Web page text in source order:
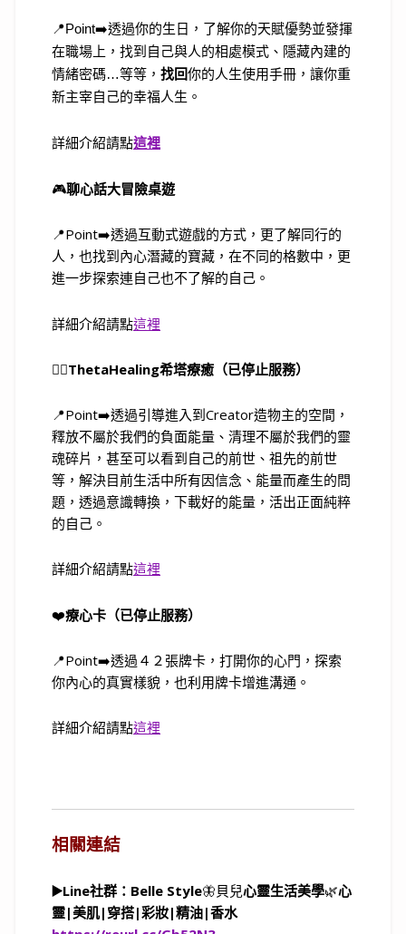
📍Point➡️透過你的生日，了解你的天賦優勢並發揮
在職場上，找到自己與人的相處模式、隱藏內建的
情緒密碼…等等， 找回你的人生使用手冊，讓你重
新主宰自己的幸福人生。
詳細介紹請點這裡
🎮聊心話大冒險桌遊
📍Point➡️透過互動式遊戲的方式，更了解同行的
人，也找到內心潛藏的寶藏，在不同的格數中，更
進一步探索連自己也不了解的自己。
詳細介紹請點這裡
🧘‍♀️ThetaHealing希塔療癒（已停止服務）
📍Point➡️透過引導進入到Creator造物主的空間，
釋放不屬於我們的負面能量、清理不屬於我們的靈
魂碎片，甚至可以看到自己的前世、祖先的前世
等，解決目前生活中所有因信念、能量而產生的問
題，透過意識轉換，下載好的能量，活出正面純粹
的自己。
詳細介紹請點這裡
❤️療心卡（已停止服務）
📍Point➡️透過４２張牌卡，打開你的心門，探索
你內心的真實樣貌，也利用牌卡增進溝通。
詳細介紹請點這裡
相關連結
▶️Line社群：Belle Style🦋貝兒心靈生活美學🌿心
靈|美肌|穿搭|彩妝|精油|香水